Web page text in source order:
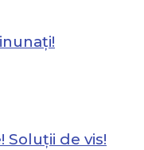
Soluții de vis!